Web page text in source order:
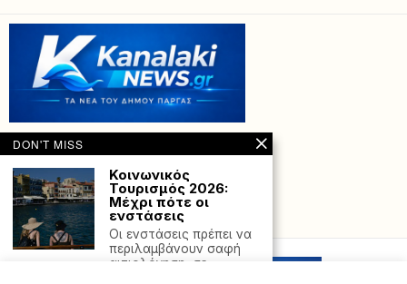
Powered with by Hostville”)
DON'T MISS
Κοινωνικός
Τουρισμός 2026:
Μέχρι πότε οι
ενστάσεις
Οι ενστάσεις πρέπει να
περιλαμβάνουν σαφή
αιτιολόγηση, σε